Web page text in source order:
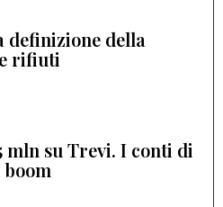
definizione della
rifiuti
mln su Trevi. I conti di